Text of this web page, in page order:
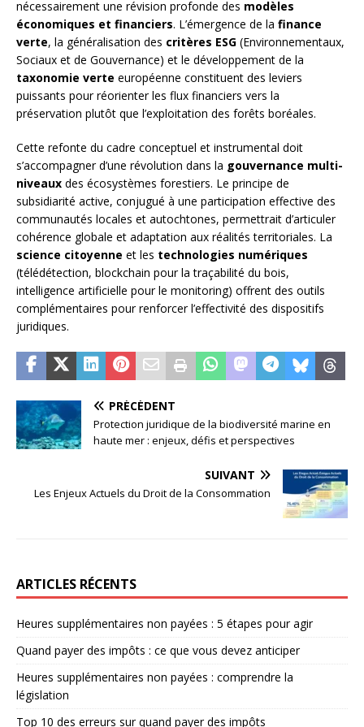
nécessairement une révision profonde des modèles
économiques et financiers. L’émergence de la finance
verte, la généralisation des critères ESG (Environnementaux,
Sociaux et de Gouvernance) et le développement de la
taxonomie verte européenne constituent des leviers
puissants pour réorienter les flux financiers vers la
préservation plutôt que l’exploitation des forêts boréales.
Cette refonte du cadre conceptuel et instrumental doit
s’accompagner d’une révolution dans la gouvernance multi-
niveaux des écosystèmes forestiers. Le principe de
subsidiarité active, conjugué à une participation effective des
communautés locales et autochtones, permettrait d’articuler
cohérence globale et adaptation aux réalités territoriales. La
science citoyenne et les technologies numériques
(télédétection, blockchain pour la traçabilité du bois,
intelligence artificielle pour le monitoring) offrent des outils
complémentaires pour renforcer l’effectivité des dispositifs
juridiques.
PRÉCÉDENT
Protection juridique de la biodiversité marine en
haute mer : enjeux, défis et perspectives
SUIVANT
Les Enjeux Actuels du Droit de la Consommation
ARTICLES RÉCENTS
Heures supplémentaires non payées : 5 étapes pour agir
Quand payer des impôts : ce que vous devez anticiper
Heures supplémentaires non payées : comprendre la
législation
Top 10 des erreurs sur quand payer des impôts